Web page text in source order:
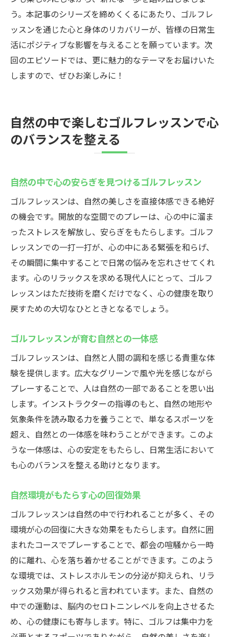
う。本記事のシリーズを締めくくるにあたり、ゴルフレ
ッスンを通じた心と身体のリカバリーが、皆様の日常生
活にポジティブな影響を与えることを願っています。次
回のエピソードでは、更に魅力的なテーマをお届けいた
しますので、ぜひお楽しみに！
自然の中で楽しむゴルフレッスンで心
のバランスを整える
自然の中で心の安らぎを見つけるゴルフレッスン
ゴルフレッスンは、自然の美しさを直接体感できる絶好
の機会です。開放的な空間でのプレーは、心の中に溜ま
ったストレスを解放し、安らぎをもたらします。ゴルフ
レッスンでの一打一打が、心の中にある緊張を和らげ、
その瞬間に集中することで日常の悩みを忘れさせてくれ
ます。心のリラックスを求める現代人にとって、ゴルフ
レッスンはただ技術を磨くだけでなく、心の健康を取り
戻すための大切なひとときとなるでしょう。
ゴルフレッスンが育む自然との一体感
ゴルフレッスンは、自然と人間の調和を感じる貴重な体
験を提供します。広大なグリーンで風や光を感じながら
プレーすることで、人は自然の一部であることを思い出
します。インストラクターの指導のもと、自然の地形や
気象条件を読み取る力を養うことで、単なるスポーツを
超え、自然との一体感を味わうことができます。このよ
うな一体感は、心の安定をもたらし、日常生活において
も心のバランスを整える助けとなります。
自然環境がもたらす心の回復効果
ゴルフレッスンは自然の中で行われることが多く、その
環境が心の回復に大きな効果をもたらします。自然に囲
まれたコースでプレーすることで、都会の喧騒から一時
的に離れ、心を落ち着かせることができます。このよう
な環境では、ストレスホルモンの分泌が抑えられ、リラ
ックス効果が得られると言われています。また、自然の
中での運動は、脳内のセロトニンレベルを向上させるた
め、心の健康にも寄与します。特に、ゴルフは集中力を